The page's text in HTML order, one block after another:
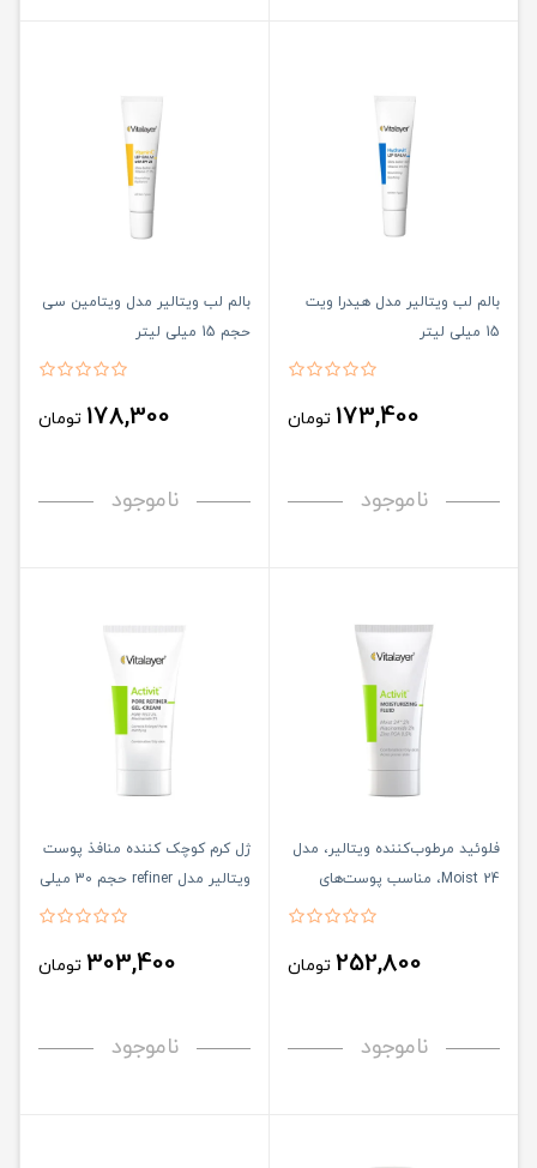
بالم لب ویتالیر مدل هیدرا ویت
15 میلی لیتر
173,400 تومان
ناموجود
بالم لب ویتالیر مدل ویتامین سی
حجم 15 میلی لیتر
178,300 تومان
ناموجود
فلوئید مرطوب‌کننده ویتالیر، مدل
Moist 24، مناسب پوست‌های
چرب و مختلط،حجم 40 میلی‌لیتر
252,800 تومان
ناموجود
ژل کرم کوچک کننده منافذ پوست
ویتالیر مدل refiner حجم 30 میلی
303,400 تومان
ناموجود